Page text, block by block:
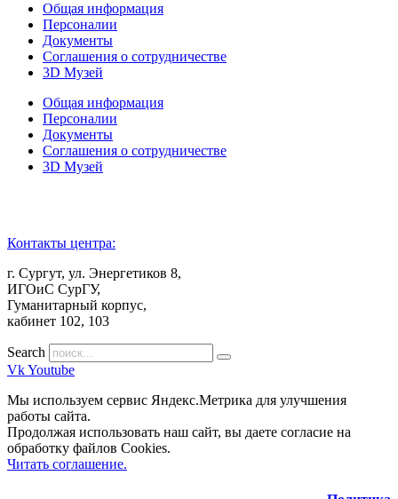
Общая информация
Персоналии
Документы
Соглашения о сотрудничестве
3D Музей
Общая информация
Персоналии
Документы
Соглашения о сотрудничестве
3D Музей
Контакты центра:
г. Сургут, ул. Энергетиков 8,
ИГОиС СурГУ,
Гуманитарный корпус,
кабинет 102, 103
Search
VkYoutube
Мы используем сервис Яндекс.Метрика для улучшения
работы сайта.
Продолжая использовать наш сайт, вы даете согласие на
обработку файлов Cookies.
Читать соглашение.